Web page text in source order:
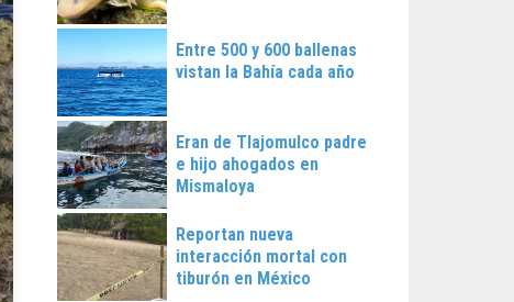
Entre 500 y 600 ballenas
vistan la Bahía cada año
Eran de Tlajomulco padre
e hijo ahogados en
Mismaloya
Reportan nueva
interacción mortal con
tiburón en México